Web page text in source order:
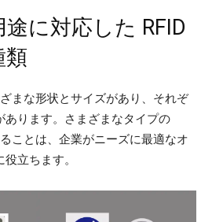
に対応した RFID
類
まな形状とサイズがあり、それぞ
あります。さまざまなタイプの
ことは、企業がニーズに最適なオ
立ちます。